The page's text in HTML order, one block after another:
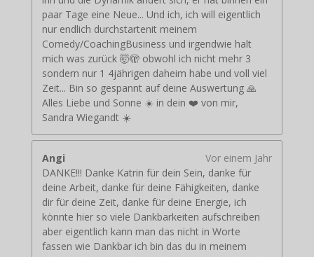
paar Tage eine Neue... Und ich, ich will eigentlich
nur endlich durchstartenit meinem
Comedy/CoachingBusiness und irgendwie halt
mich was zurück 🤯🫣 obwohl ich nicht mehr 3
sondern nur 1 4jährigen daheim habe und voll viel
Zeit... Bin so gespannt auf deine Auswertung 🙏
Alles Liebe und Sonne ☀️ in dein ❤️ von mir,
Sandra Wiegandt ☀️
Angi
Vor einem Jahr
DANKE!!! Danke Katrin für dein Sein, danke für
deine Arbeit, danke für deine Fähigkeiten, danke
dir für deine Zeit, danke für deine Energie, ich
könnte hier so viele Dankbarkeiten aufschreiben
aber eigentlich kann man das nicht in Worte
fassen wie Dankbar ich bin das du in meinem